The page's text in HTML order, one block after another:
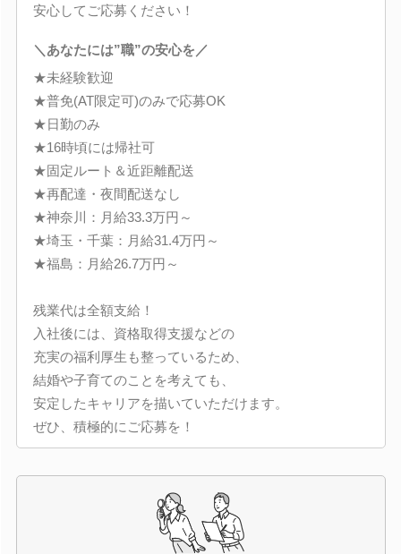
安心してご応募ください！
＼あなたには”職”の安心を／
★未経験歓迎
★普免(AT限定可)のみで応募OK
★日勤のみ
★16時頃には帰社可
★固定ルート＆近距離配送
★再配達・夜間配送なし
★神奈川：月給33.3万円～
★埼玉・千葉：月給31.4万円～
★福島：月給26.7万円～
残業代は全額支給！
入社後には、資格取得支援などの
充実の福利厚生も整っているため、
結婚や子育てのことを考えても、
安定したキャリアを描いていただけます。
ぜひ、積極的にご応募を！